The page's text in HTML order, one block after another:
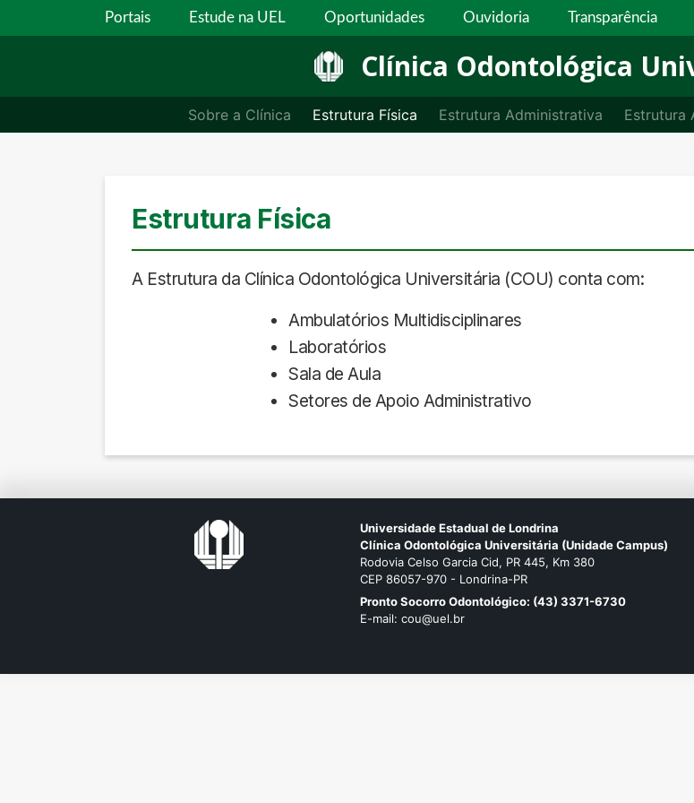
Portais Estude na UEL Oportunidades Ouvidoria Transparência
Clínica Odontológica
Sobre a Clínica Estrutura Física Estrutura Administrativa Estrutura
Estrutura Física
A Estrutura da Clínica Odontológica Universitária (COU) conta com:
Ambulatórios Multidisciplinares
Laboratórios
Sala de Aula
Setores de Apoio Administrativo
Universidade Estadual de Londrina
Clínica Odontológica Universitária (Unidade Campus)
Rodovia Celso Garcia Cid, PR 445, Km 380
CEP 86057-970 - Londrina-PR
Pronto Socorro Odontológico: (43) 3371-6730
E-mail: cou@uel.br